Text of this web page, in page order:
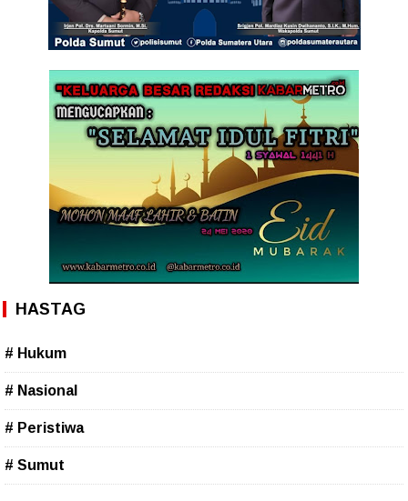
HASTAG
# Hukum
# Nasional
# Peristiwa
# Sumut